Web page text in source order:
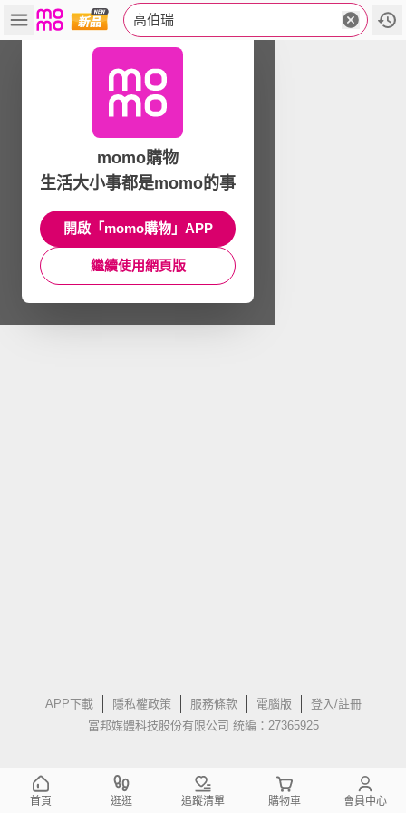
高伯瑞
APP下載 隱私權政策 服務條款 電腦版
登入/註冊
富邦媒體科技股份有限公司 統編：27365925
momo購物
生活大小事都是momo的事
開啟「momo購物」APP
繼續使用網頁版
首頁 逛逛 追蹤清單 購物車 會員中心